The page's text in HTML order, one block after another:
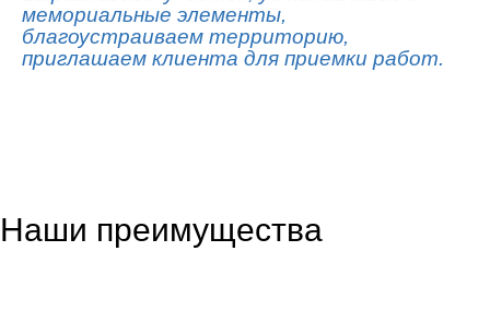
мемориальные элементы,
благоустраиваем территорию,
приглашаем клиента для приемки работ.
Наши преимущества